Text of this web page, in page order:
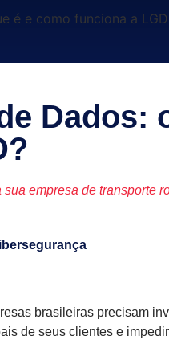
Dados:
empresa de transporte
brasileiras precisam
de seus clientes e